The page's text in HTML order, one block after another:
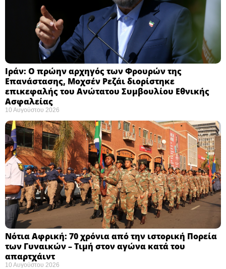
Ιράν: Ο πρώην αρχηγός των Φρουρών της
Επανάστασης, Μοχσέν Ρεζάι διορίστηκε
επικεφαλής του Ανώτατου Συμβουλίου Εθνικής
Ασφαλείας ​
10 Αυγούστου 2026
Νότια Αφρική: 70 χρόνια από την ιστορική Πορεία
των Γυναικών – Τιμή στον αγώνα κατά του
απαρτχάιντ ​
10 Αυγούστου 2026